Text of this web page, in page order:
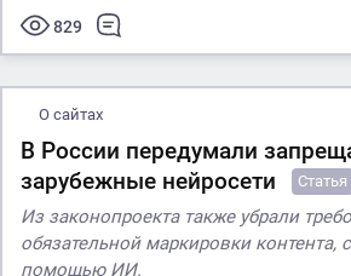
829
О сайтах
В России передумали
зарубежные нейросети
Статья
Из законопроекта также убрали
обязательной маркировки контента,
помощью ИИ.